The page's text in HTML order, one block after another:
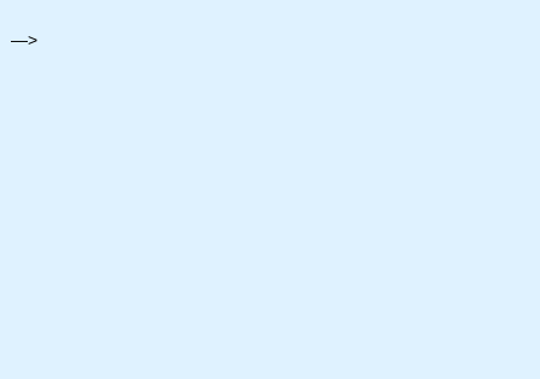
—>